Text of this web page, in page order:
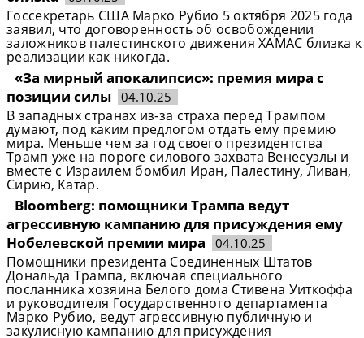
Госсекретарь США Марко Рубио 5 октября 2025 года
заявил, что договоренность об освобождении
заложников палестинского движения ХАМАС близка к
реализации как никогда.
«За мирный апокалипсис»: премия мира с
позиции силы 04.10.25
В западных странах из-за страха перед Трампом
думают, под каким предлогом отдать ему премию
мира. Меньше чем за год своего президентства
Трамп уже на пороге силового захвата Венесуэлы и
вместе с Израилем бомбил Иран, Палестину, Ливан,
Сирию, Катар.
Bloomberg: помощники Трампа ведут
агрессивную кампанию для присуждения ему
Нобелевской премии мира
04.10.25
Помощники президента Соединенных Штатов
Дональда Трампа, включая специального
посланника хозяина Белого дома Стивена Уиткоффа
и руководителя Государственного департамента
Марко Рубио, ведут агрессивную публичную и
закулисную кампанию для присуждения